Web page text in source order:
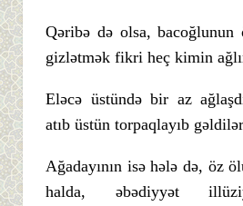
Qəribə də olsa, bacoğlunun
gizlətmək fikri heç kimin
Eləcə üstündə bir az
atıb üstün torpaqlayıb
Ağadayının isə hələ də, öz
halda, əbədiyyət